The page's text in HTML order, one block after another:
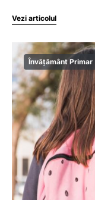
Vezi articolul
Învățământ Primar